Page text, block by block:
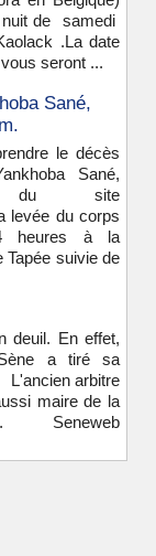
de samedi
.La date
seront ...
Sané,
le décès
Sané,
du site
levée du corps
heures à la
Tapée suivie de
deuil. En effet,
a tiré sa
L'ancien arbitre
maire de la
Seneweb